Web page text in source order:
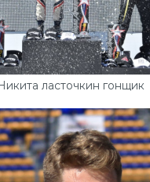
ласточкин гонщик